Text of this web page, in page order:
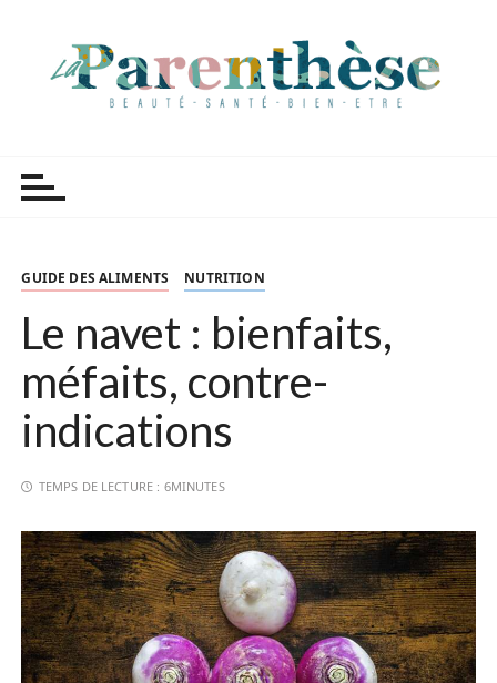
GUIDE DES ALIMENTS NUTRITION
Le navet : bienfaits,
méfaits, contre-
indications
TEMPS DE LECTURE : 6MINUTES